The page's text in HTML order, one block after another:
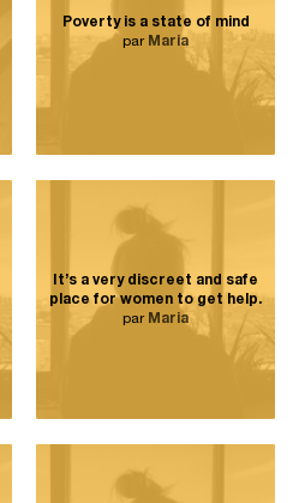
Poverty is a state of mind
par Maria
It’s a very discreet and safe
place for women to get help.
par Maria